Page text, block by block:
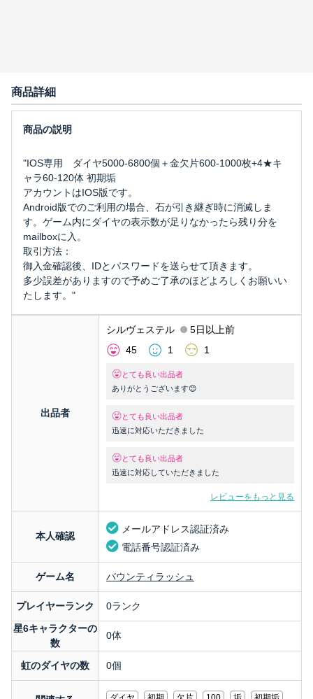
商品詳細
"IOS専用 ダイヤ5000-6800個＋金欠片600-1000枚+4★キ
ャラ60-120体 初期垢
アカウントはIOS版です。
Android版でのご利用の場合、石が引き継ぎ時に消滅しま
す。ゲーム内にダイヤの表示数が足りなかったら残り分を
mailboxに入。
取引方法：
御入金確認後、IDとパスワードを送らせて頂きます。
多少誤差がありますので予めご了承のほどよろしくお願いい
たします。"
出品者
シルヴェステル
5日以上前
45
1 1
とても良い出品者
ありがとうございます😊
とても良い出品者
迅速に対応いただきました
とても良い出品者
迅速に対応していただきました
レビューをもっと見る
本人確認
メールアドレス認証済み
電話番号認証済み
ゲーム名 バウンティラッシュ
プレイヤーランク
0ランク
星6キャラクターの
数
0体
虹のダイヤの数 0個